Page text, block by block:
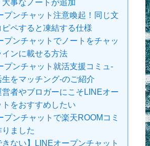
事なノートが追加
プンチャット注意喚起！同じ文
ペすると凍結する仕様
プンチャットでノートをチャッ
インに載せる方法
プンチャット就活支援コミュ-
をマッチング-のご紹介
営者やブロガーにこそLINEオー
をおすすめしたい
プンチャットで楽天ROOMコミ
りました
きない】LINEオープンチャット